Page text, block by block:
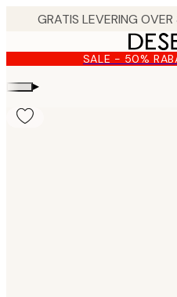
content.
SALE - 50%
▸